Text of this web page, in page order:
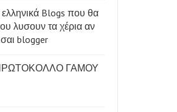
Blogs που θα
λυσουν τα χέρια αν
blogger
ΓΑΜΟΥ